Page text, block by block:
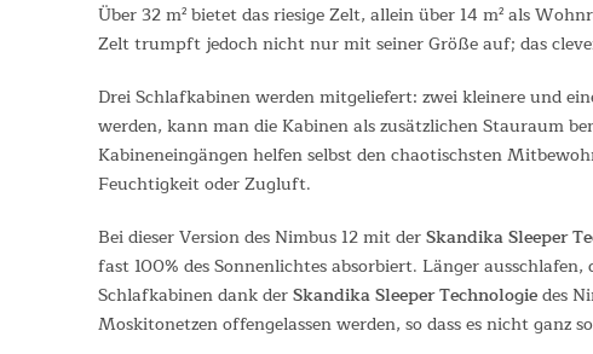
Über 32 m² bietet das riesige Zelt, allein über 14 m² als
Zelt trumpft jedoch nicht nur mit seiner Größe auf; das
Drei Schlafkabinen werden mitgeliefert: zwei kleinere und
werden, kann man die Kabinen als zusätzlichen Stauraum
Kabineneingängen helfen selbst den chaotischsten
Feuchtigkeit oder Zugluft.
Bei dieser Version des Nimbus 12 mit derSkandika Sleeper
fast 100% des Sonnenlichtes absorbiert. Länger
Schlafkabinen dank derSkandika Sleeper Technologiedes
Moskitonetzen offengelassen werden, so dass es nicht